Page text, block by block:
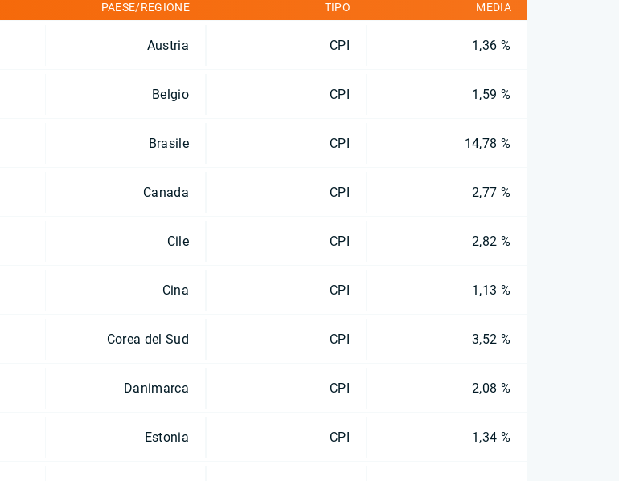
PAESE/REGIONE TIPO MEDIA
Austria CPI 1,36 %
Belgio CPI 1,59 %
Brasile CPI 14,78 %
Canada CPI 2,77 %
Cile CPI 2,82 %
Cina CPI 1,13 %
Corea del Sud CPI 3,52 %
Danimarca CPI 2,08 %
Estonia CPI 1,34 %